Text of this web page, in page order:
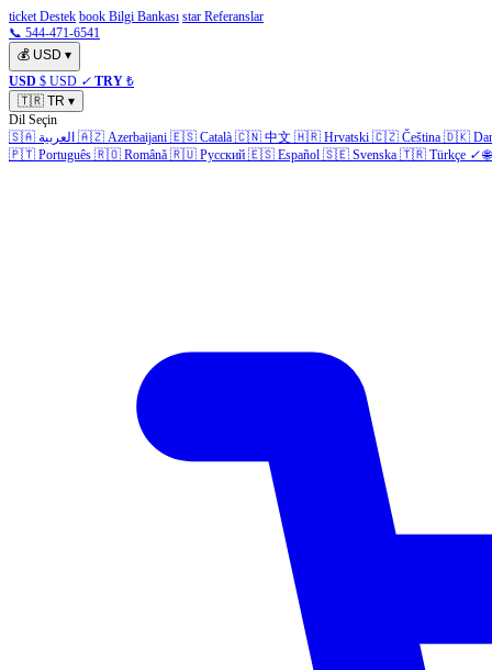
ticket Destek book Bilgi Bankası star Referanslar
📞 544-471-6541
💰 USD ▾
USD $ USD ✓ TRY ₺
🇹🇷 TR ▾
Dil Seçin
🇸🇦 العربية 🇦🇿 Azerbaijani 🇪🇸 Català 🇨🇳 中文 🇭🇷 Hrvatski 🇨🇿 Čeština 🇩🇰
🇵🇹 Português 🇷🇴 Română 🇷🇺 Русский 🇪🇸 Español 🇸🇪 Svenska 🇹🇷 Türkçe ✓ 🌐